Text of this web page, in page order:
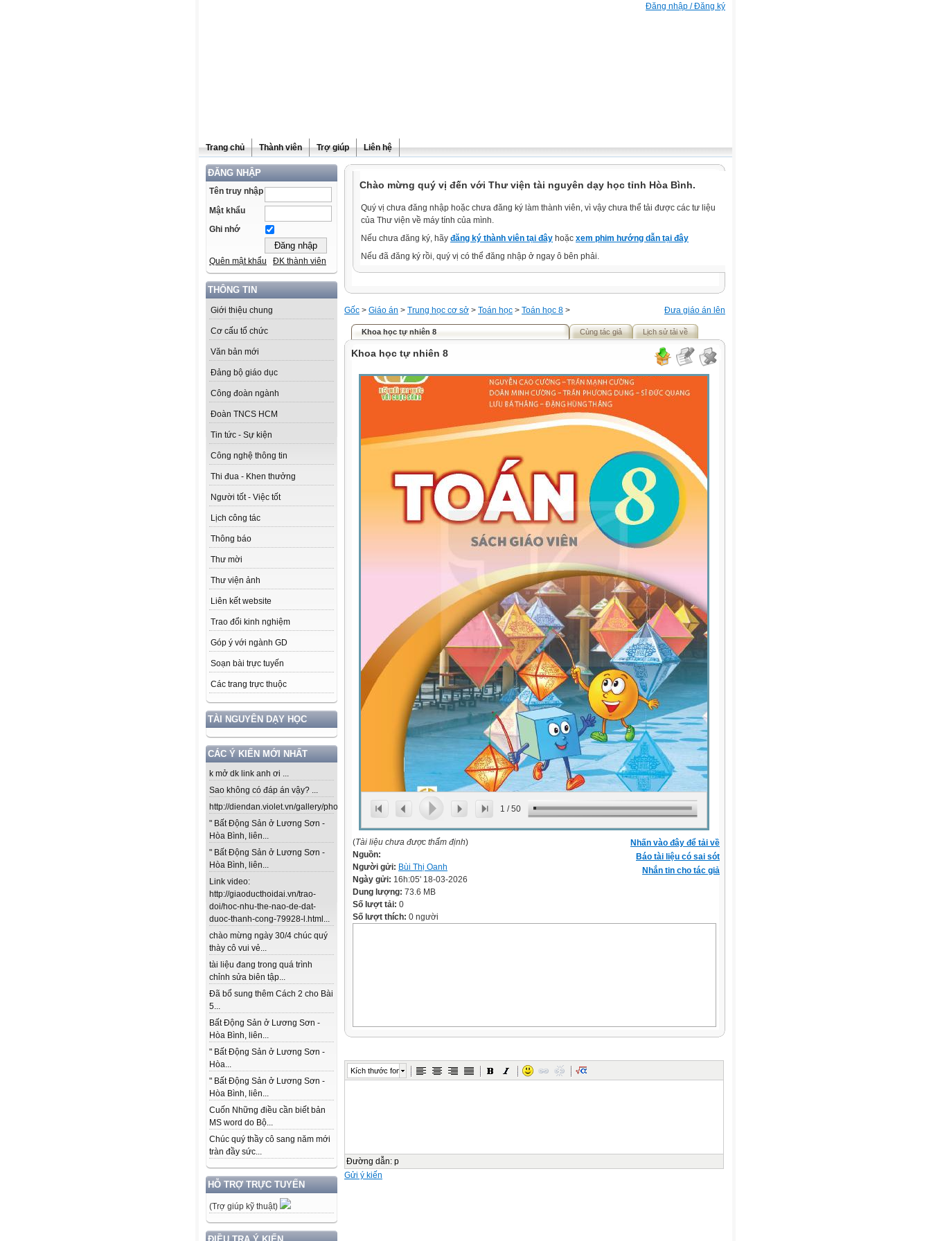
Đăng nhập / Đăng ký
Trang chủ Thành viên Trợ giúp Liên hệ
ĐĂNG NHẬP
Tên truy nhập
Mật khẩu
Ghi nhớ
Quên mật khẩu ĐK thành viên
THÔNG TIN
Giới thiệu chung
Cơ cấu tổ chức
Văn bản mới
Đảng bộ giáo dục
Công đoàn ngành
Đoàn TNCS HCM
Tin tức - Sự kiện
Công nghệ thông tin
Thi đua - Khen thưởng
Người tốt - Việc tốt
Lịch công tác
Thông báo
Thư mời
Thư viện ảnh
Liên kết website
Trao đổi kinh nghiệm
Góp ý với ngành GD
Soạn bài trực tuyến
Các trang trực thuộc
TÀI NGUYÊN DẠY HỌC
CÁC Ý KIẾN MỚI NHẤT
k mở dk link anh ơi ...
Sao không có đáp án vậy? ...
http://diendan.violet.vn/gallery/photos/302...
" Bất Động Sản ở Lương Sơn -
Hòa Bình, liên...
" Bất Động Sản ở Lương Sơn -
Hòa Bình, liên...
Link video:
http://giaoducthoidai.vn/trao-
doi/hoc-nhu-the-nao-de-dat-
duoc-thanh-cong-79928-l.html...
chào mừng ngày 30/4 chúc quý
thày cô vui vẻ...
tài liệu đang trong quá trình
chỉnh sửa biên tập...
Đã bổ sung thêm Cách 2 cho Bài
5...
Bất Động Sản ở Lương Sơn -
Hòa Bình, liên...
" Bất Động Sản ở Lương Sơn -
Hòa...
" Bất Động Sản ở Lương Sơn -
Hòa Bình, liên...
Cuốn Những điều cần biết bản
MS word do Bộ...
Chúc quý thầy cô sang năm mới
tràn đầy sức...
HỖ TRỢ TRỰC TUYẾN
(Trợ giúp kỹ thuật)
Chào mừng quý vị đến với Thư viện tài nguyên dạy học tỉnh Hòa Bình.
Quý vị chưa đăng nhập hoặc chưa đăng ký làm thành viên, vì vậy chưa thể tải được các tư liệu
của Thư viện về máy tính của mình.
Nếu chưa đăng ký, hãy đăng ký thành viên tại đây hoặc xem phim hướng dẫn tại đây
Nếu đã đăng ký rồi, quý vị có thể đăng nhập ở ngay ô bên phải.
Đưa giáo án lên
Gốc > Giáo án > Trung học cơ sở > Toán học > Toán học 8 >
Khoa học tự nhiên 8 Cùng tác giả Lịch sử tải về
Khoa học tự nhiên 8
1 /50
Nhấn vào đây để tải về
Báo tài liệu có sai sót
Nhắn tin cho tác giả
(Tài liệu chưa được thẩm định)
Nguồn:
Người gửi: Bùi Thị Oanh
Ngày gửi: 16h:05' 18-03-2026
Dung lượng: 73.6 MB
Số lượt tải: 0
Số lượt thích: 0 người
Kích thước font
Đường dẫn: p
Gửi ý kiến